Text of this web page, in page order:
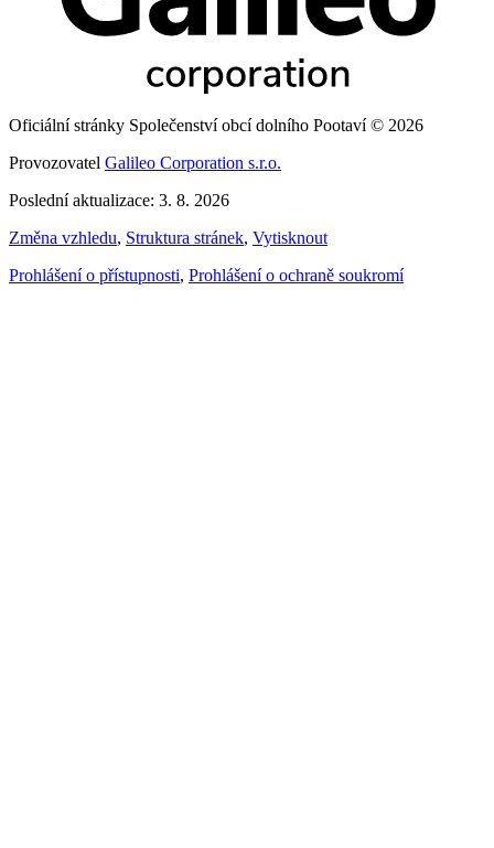
Oficiální stránky Společenství obcí dolního Pootaví © 2026
Provozovatel Galileo Corporation s.r.o.
Poslední aktualizace: 3. 8. 2026
Změna vzhledu, Struktura stránek, Vytisknout
Prohlášení o přístupnosti, Prohlášení o ochraně soukromí